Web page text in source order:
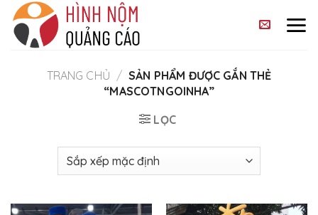
Skip
content
TRANG CHỦ / SẢN PHẨM ĐƯỢC GẮN THẺ
“MASCOTNGOINHA”
LỌC